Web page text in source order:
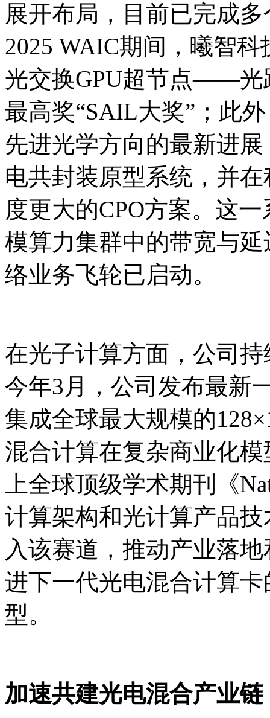
展开布局，目前已完成
2025 WAIC期间，曦智
光交换GPU超节点——光
最高奖“SAIL大奖”；此
先进光学方向的最新进
电共封装原型系统，并
度更大的CPO方案。这
模算力集群中的带宽与
络业务飞轮已启动。
在光子计算方面，公司
今年3月，公司发布最新
集成全球最大规模的
混合计算在复杂商业化
上全球顶级学术期刊《
计算架构和光计算产品
入该赛道，推动产业落
进下一代光电混合计算
型。
加速共建光电混合产业链